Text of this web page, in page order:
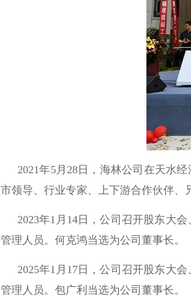
2021年5月28日，海林公司在天水
市领导、行业专家、上下游合作伙伴
2023年1月14日，公司召开股东大
管理人员。何克鸿当选为公司董事长。
2025年1月17日，公司召开股东大
管理人员。包广利当选为公司董事长。